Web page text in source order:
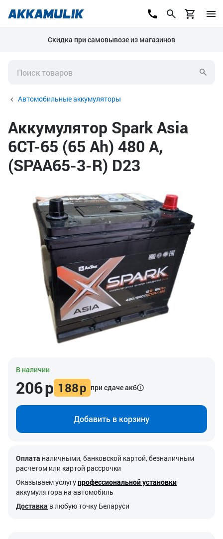
Скидка при самовывозе из магазинов
Автомобильные аккумуляторы
Аккумулятор Spark Asia
6СТ-65 (65 Ah) 480 А,
(SPAA65-3-R) D23
В наличии
206р 188р при сдаче акб
Добавить в корзину
Оплата наличными, банковской картой, безналичным
расчетом или картой рассрочки
Оказываем услугупрофессиональной установки
аккумулятора на автомобиль
Доставка в любую точку Беларуси